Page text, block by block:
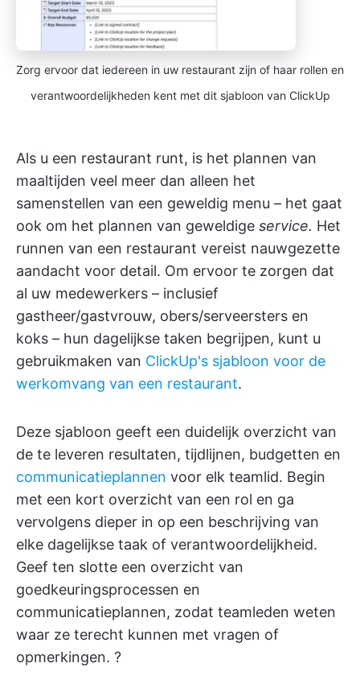
Zorg ervoor dat iedereen in uw restaurant zijn of haar rollen en
verantwoordelijkheden kent met dit sjabloon van ClickUp
Als u een restaurant runt, is het plannen van
maaltijden veel meer dan alleen het
samenstellen van een geweldig menu – het gaat
ook om het plannen van geweldige service. Het
runnen van een restaurant vereist nauwgezette
aandacht voor detail. Om ervoor te zorgen dat
al uw medewerkers – inclusief
gastheer/gastvrouw, obers/serveersters en
koks – hun dagelijkse taken begrijpen, kunt u
gebruikmaken van ClickUp's sjabloon voor de
werkomvang van een restaurant.
Deze sjabloon geeft een duidelijk overzicht van
de te leveren resultaten, tijdlijnen, budgetten en
communicatieplannen voor elk teamlid. Begin
met een kort overzicht van een rol en ga
vervolgens dieper in op een beschrijving van
elke dagelijkse taak of verantwoordelijkheid.
Geef ten slotte een overzicht van
goedkeuringsprocessen en
communicatieplannen, zodat teamleden weten
waar ze terecht kunnen met vragen of
opmerkingen. ?